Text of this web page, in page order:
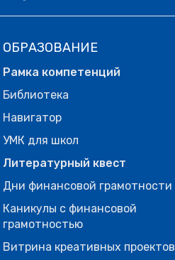
ОБРАЗОВАНИЕ
Рамка компетенций
Библиотека
Навигатор
УМК для школ
Литературный квест
Дни финансовой грамотности
Каникулы с финансовой
грамотностью
Витрина креативных проектов